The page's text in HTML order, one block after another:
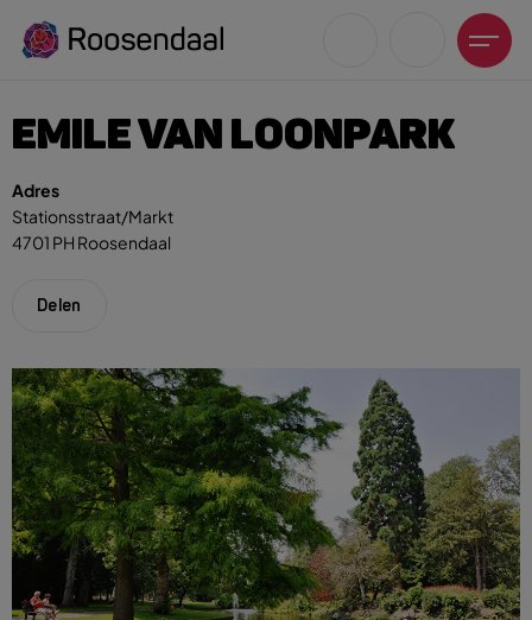
Zoeksuggesties
UITagenda
Fietsen
Winkeltijden en koopzondagen
EMILE VAN LOONPARK
Adres
Stationsstraat/Markt
4701 PH Roosendaal
Delen